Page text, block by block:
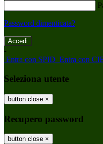
Password dimenticata?
-
Entra con SPID Entra con
Seleziona utente
button close ×
Recupero password
button close ×